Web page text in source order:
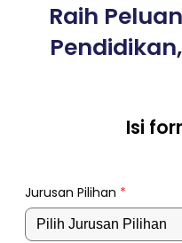
Raih
Pendidikan,
Isi
Jurusan Pilihan *